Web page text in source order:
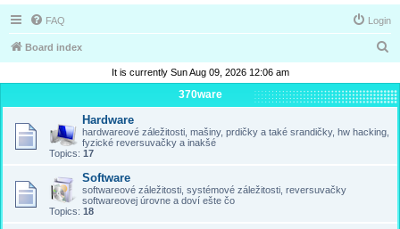
FAQ Login
Board index
a
r
It is currently Sun Aug 09, 2026 12:06 am
370ware
Hardware
hardwareové záležitosti, mašiny, prdičky a také srandičky, hw hacking,
fyzické reversuvačky a inakšé
Topics: 17
Software
softwareové záležitosti, systémové záležitosti, reversuvačky
softwareovej úrovne a doví ešte čo
Topics: 18